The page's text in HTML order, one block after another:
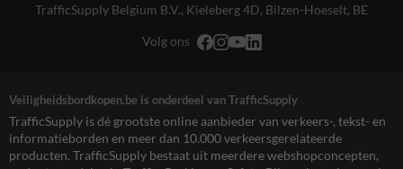
TrafficSupply Belgium B.V., Kieleberg 4D, Bilzen-Hoeselt, BE
Volg ons
Veiligheidsbordkopen.be is onderdeel van TrafficSupply
TrafficSupply is dé grootste online aanbieder van verkeers-, tekst- en
informatieborden en meer dan 10.000 verkeersgerelateerde
producten. TrafficSupply bestaat uit meerdere webshopconcepten,